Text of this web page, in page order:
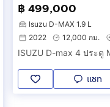
฿ 499,000
Isuzu D-MAX 1.9 L
2022
12,000 กม.
ISUZU D-max 4 ประตู
แชท